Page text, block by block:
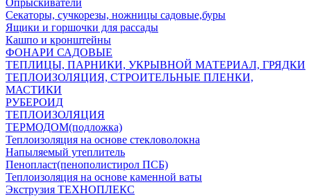
Опрыскиватели
Секаторы, сучкорезы, ножницы садовые,буры
Ящики и горшочки для рассады
Кашпо и кронштейны
ФОНАРИ САДОВЫЕ
ТЕПЛИЦЫ, ПАРНИКИ, УКРЫВНОЙ МАТЕРИАЛ, ГРЯДКИ
ТЕПЛОИЗОЛЯЦИЯ, СТРОИТЕЛЬНЫЕ ПЛЕНКИ,
МАСТИКИ
РУБЕРОИД
ТЕПЛОИЗОЛЯЦИЯ
ТЕРМОДОМ(подложка)
Теплоизоляция на основе стекловолокна
Напыляемый утеплитель
Пенопласт(пенополистирол ПСБ)
Теплоизоляция на основе каменной ваты
Экструзия ТЕХНОПЛЕКС